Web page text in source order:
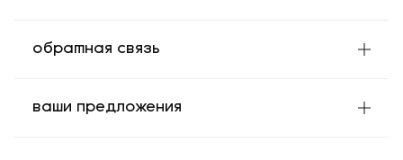
обратная связь
ваши предложения